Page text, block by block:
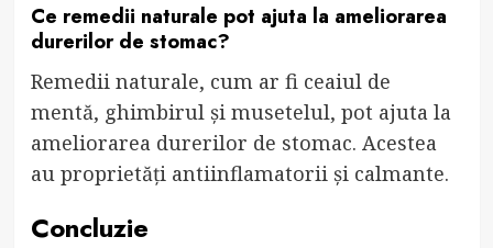
Ce remedii naturale pot ajuta la ameliorarea
durerilor de stomac?
Remedii naturale, cum ar fi ceaiul de
mentă, ghimbirul și musetelul, pot ajuta la
ameliorarea durerilor de stomac. Acestea
au proprietăți antiinflamatorii și calmante.
Concluzie